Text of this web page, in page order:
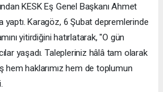
KESK Eş Genel Başkanı Ahmet
yaptı. Karagöz, 6 Şubat depremlerinde
yitirdiğini hatırlatarak, "O gün
yaşadı. Talepleriniz hâlâ tam olarak
hem haklarımız hem de toplumun